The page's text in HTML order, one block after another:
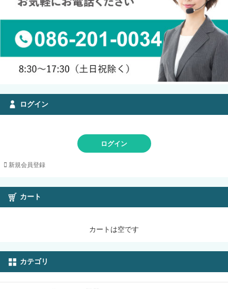
ログイン
ログイン
新規会員登録
カート
カートは空です
カテゴリ